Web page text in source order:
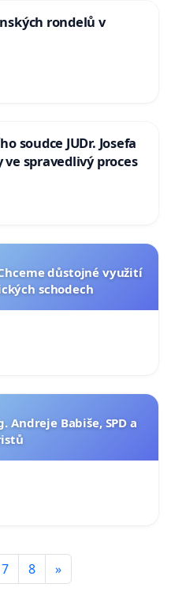
rondelů v
soudce JUDr. Josefa
spravedlivý proces
Chceme důstojné využití
schodech
Andreje Babiše, SPD a
7 8 »